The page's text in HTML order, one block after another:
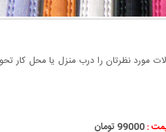
نظرتان را درب منزل یا محل کار
:99000 تومان